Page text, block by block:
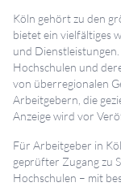
Köln gehört zu den
bietet ein vielfältiges
und
Hochschulen und
von überregionalen
Arbeitgebern, die
Anzeige wird vor
Für Arbeitgeber in
geprüfter Zugang zu
Hochschulen – mit